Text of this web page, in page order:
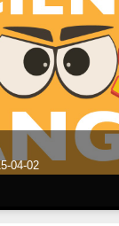
04-02